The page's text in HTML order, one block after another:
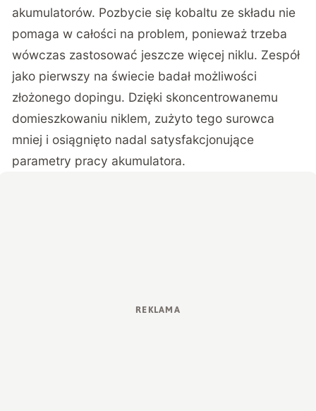
akumulatorów. Pozbycie się kobaltu ze składu nie
pomaga w całości na problem, ponieważ trzeba
wówczas zastosować jeszcze więcej niklu. Zespół
jako pierwszy na świecie badał możliwości
złożonego dopingu. Dzięki skoncentrowanemu
domieszkowaniu niklem, zużyto tego surowca
mniej i osiągnięto nadal satysfakcjonujące
parametry pracy akumulatora.